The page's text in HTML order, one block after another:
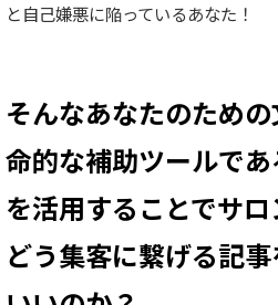
と自己嫌悪に陥っているあなた！
そんなあなたのため
命的な補助ツールであ
を活用することでサ
どう集客に繋げる記